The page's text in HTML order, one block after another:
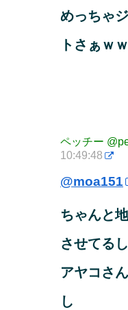
めっちゃ
トさぁｗｗ
ペッチー
10:49:48
@moa151
ちゃんと
させてるし
アヤコさ
し